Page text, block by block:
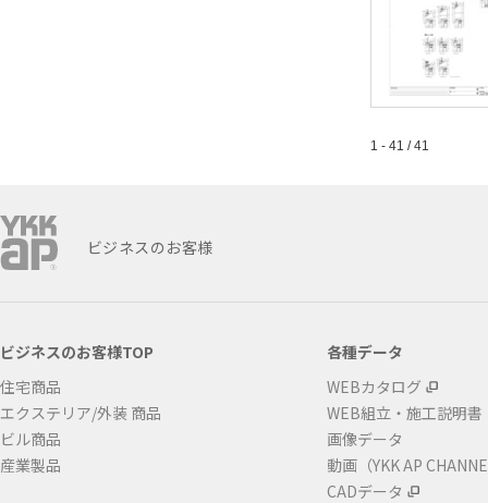
1 - 41 / 41
ビジネスのお客様
ビジネスのお客様TOP
住宅商品
エクステリア/外装 商品
ビル商品
産業製品
各種データ
WEBカタログ
WEB組立・施工説明書
画像データ
動画（YKK AP
CADデータ